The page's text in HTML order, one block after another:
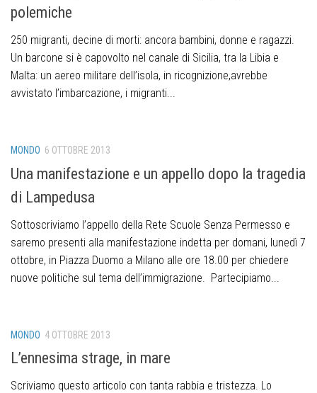
polemiche
250 migranti, decine di morti: ancora bambini, donne e ragazzi.
Un barcone si è capovolto nel canale di Sicilia, tra la Libia e
Malta: un aereo militare dell’isola, in ricognizione,avrebbe
avvistato l’imbarcazione, i migranti...
MONDO 6 OTTOBRE 2013
Una manifestazione e un appello dopo la tragedia
di Lampedusa
Sottoscriviamo l’appello della Rete Scuole Senza Permesso e
saremo presenti alla manifestazione indetta per domani, lunedì 7
ottobre, in Piazza Duomo a Milano alle ore 18.00 per chiedere
nuove politiche sul tema dell’immigrazione. Partecipiamo...
MONDO 4 OTTOBRE 2013
L’ennesima strage, in mare
Scriviamo questo articolo con tanta rabbia e tristezza. Lo